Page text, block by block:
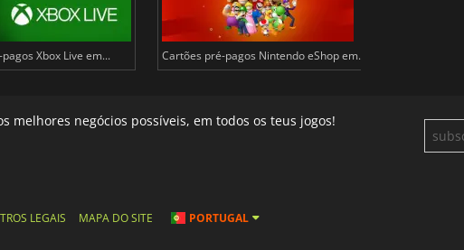
Xbox Live em... Cartões pré-pagos Nintendo eShop em...
melhores negócios possíveis, em todos os teus jogos!
LEGAIS MAPA DO SITE PORTUGAL